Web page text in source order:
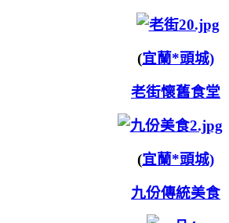
(宜蘭*頭城)
老街懷舊食堂
(宜蘭*頭城)
九份傳統美食